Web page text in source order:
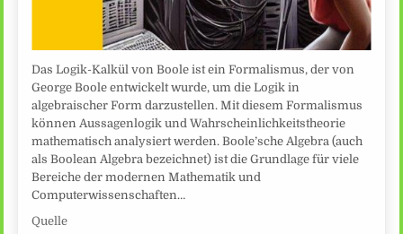
Das Logik-Kalkül von Boole ist ein Formalismus, der von
George Boole entwickelt wurde, um die Logik in
algebraischer Form darzustellen. Mit diesem Formalismus
können Aussagenlogik und Wahrscheinlichkeitstheorie
mathematisch analysiert werden. Boole’sche Algebra (auch
als Boolean Algebra bezeichnet) ist die Grundlage für viele
Bereiche der modernen Mathematik und
Computerwissenschaften…
Quelle